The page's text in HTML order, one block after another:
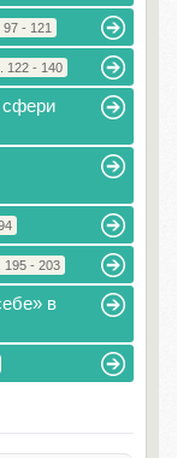
97 - 121
122 - 140
сфери
195 - 203
в